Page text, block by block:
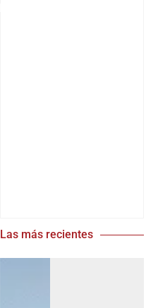
Las más recientes